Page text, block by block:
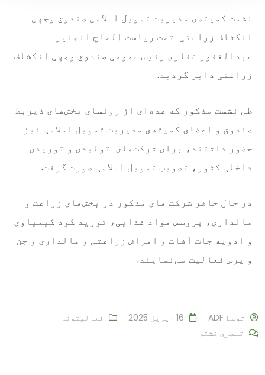
نشست کمیته‌ی مدیریت تمویل اسلامی صندوق وجهی
انکشاف زراعتی تحت ریاست الحاج انجنیر
عبدالغفور غفاری رئیس عمومی صندوق وجهی انکشاف
زراعتی دایر گردید.
طی نشست مذکور که عده‌ای از روئسای بخش‌های ذیربط
صندوق و اعضای کمیته‌ی مدیریت تمویل اسلامی نیز
حضور داشتند، برای شرکت‌های تولیدی و توریدی
داخلی کشور، تصویب تمویل اسلامی صورت گرفت.
در حال حاضر شرکت های مذکور در بخش‎‌های زراعت و
مالداری، پروسس مواد غذایی، تورید کود کیمیاوی
و ادویه جات آفات و امراض زراعتی و مالداری و جن
و پرس فعالیت می‌نمایند.
توسطADF 16 اپریل 2025
فعالیتونه
تبصرې نشته